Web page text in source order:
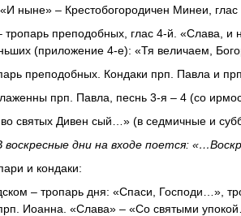
ныне» – Крестобогородичен Минеи,
тропарь преподобных, глас 4-й. «Слава, и
(приложение 4-е): «Тя величаем,
преподобных. Кондаки прп. Павла и
прп. Павла, песнь 3-я – 4 (со
святых Дивен сый…» (в седмичные и
воскресные дни на входе поется:
и кондаки:
– тропарь дня: «Спаси, Господи…»,
Иоанна. «Слава» – «Со святыми